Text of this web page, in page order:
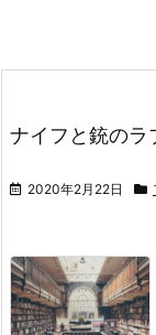
ナイフと銃のラ
2020年2月22日